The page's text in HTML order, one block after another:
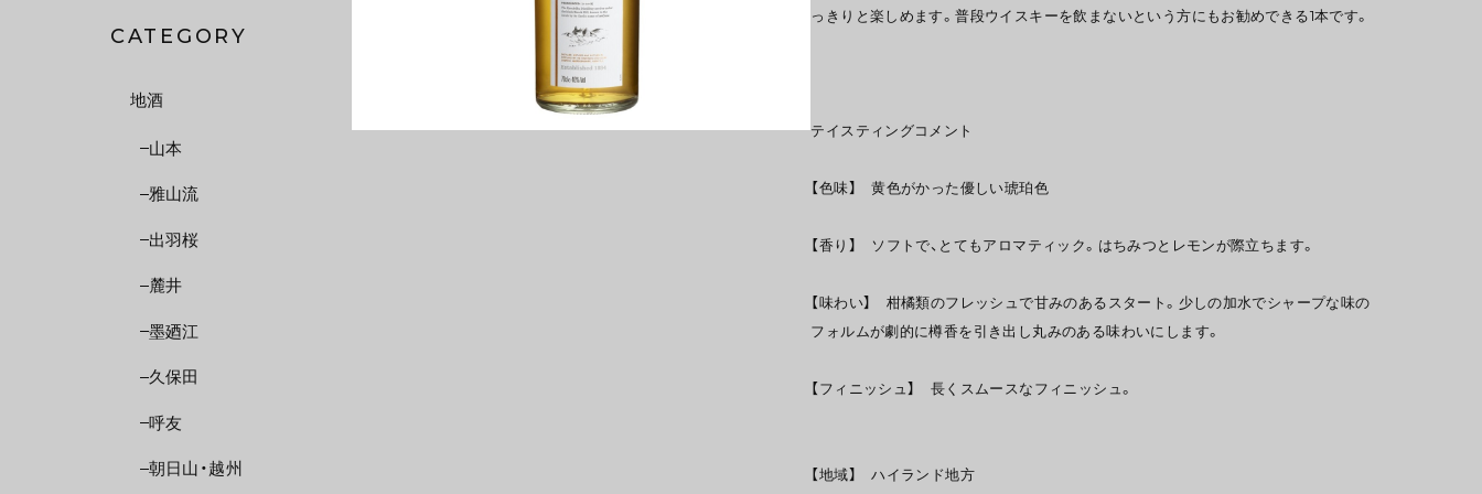
CATEGORY
地酒
山本
雅山流
出羽桜
麓井
墨廼江
久保田
呼友
朝日山・越州
っきりと楽しめます。普段ウイスキーを飲まないという方にもお勧めできる1本です。
テイスティングコメント
【色味】 黄色がかった優しい琥珀色
【香り】 ソフトで、とてもアロマティック。はちみつとレモンが際立ちます。
【味わい】 柑橘類のフレッシュで甘みのあるスタート。少しの加水でシャープな味の
フォルムが劇的に樽香を引き出し丸みのある味わいにします。
【フィニッシュ】 長くスムースなフィニッシュ。
【地域】 ハイランド地方